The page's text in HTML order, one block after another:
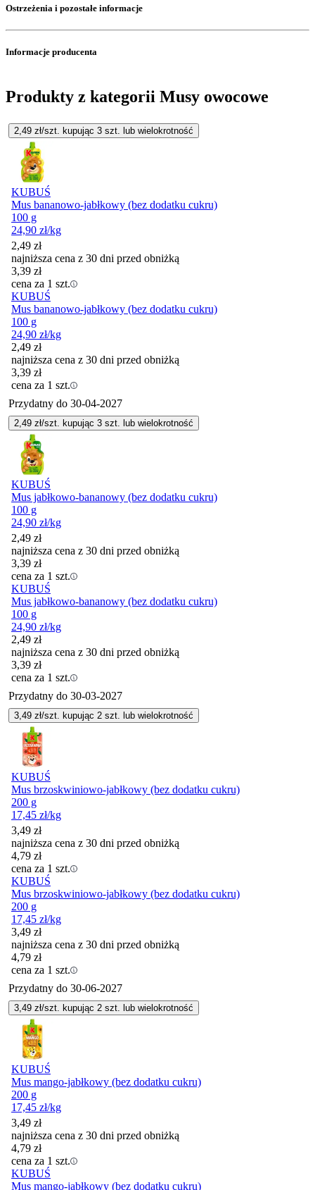
Ostrzeżenia i pozostałe informacje
Informacje producenta
Produkty z kategorii Musy owocowe
2,49 zł/szt. kupując 3 szt. lub wielokrotność
KUBUŚ
Mus bananowo-jabłkowy (bez dodatku cukru)
100 g
24,90 zł/kg
2,49 zł
najniższa cena z 30 dni przed obniżką
3,39 zł
cena za 1 szt.
KUBUŚ
Mus bananowo-jabłkowy (bez dodatku cukru)
100 g
24,90 zł/kg
2,49 zł
najniższa cena z 30 dni przed obniżką
3,39 zł
cena za 1 szt.
Przydatny do 30-04-2027
2,49 zł/szt. kupując 3 szt. lub wielokrotność
KUBUŚ
Mus jabłkowo-bananowy (bez dodatku cukru)
100 g
24,90 zł/kg
2,49 zł
najniższa cena z 30 dni przed obniżką
3,39 zł
cena za 1 szt.
KUBUŚ
Mus jabłkowo-bananowy (bez dodatku cukru)
100 g
24,90 zł/kg
2,49 zł
najniższa cena z 30 dni przed obniżką
3,39 zł
cena za 1 szt.
Przydatny do 30-03-2027
3,49 zł/szt. kupując 2 szt. lub wielokrotność
KUBUŚ
Mus brzoskwiniowo-jabłkowy (bez dodatku cukru)
200 g
17,45 zł/kg
3,49 zł
najniższa cena z 30 dni przed obniżką
4,79 zł
cena za 1 szt.
KUBUŚ
Mus brzoskwiniowo-jabłkowy (bez dodatku cukru)
200 g
17,45 zł/kg
3,49 zł
najniższa cena z 30 dni przed obniżką
4,79 zł
cena za 1 szt.
Przydatny do 30-06-2027
3,49 zł/szt. kupując 2 szt. lub wielokrotność
KUBUŚ
Mus mango-jabłkowy (bez dodatku cukru)
200 g
17,45 zł/kg
3,49 zł
najniższa cena z 30 dni przed obniżką
4,79 zł
cena za 1 szt.
KUBUŚ
Mus mango-jabłkowy (bez dodatku cukru)